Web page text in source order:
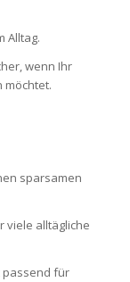
Alltag.
wenn Ihr
möchtet.
sparsamen
viele alltägliche
passend für